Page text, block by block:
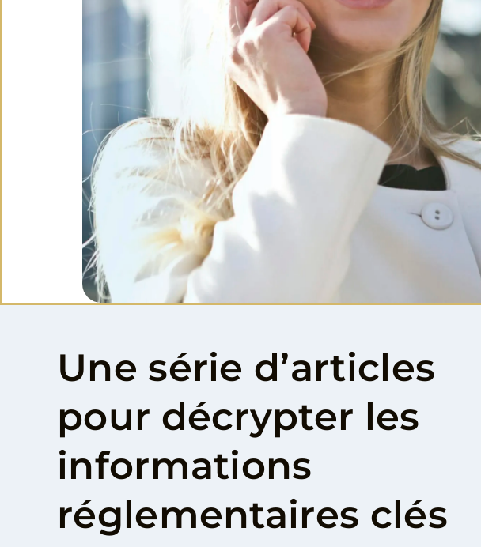
Une série d’articles
pour décrypter les
informations
réglementaires clés